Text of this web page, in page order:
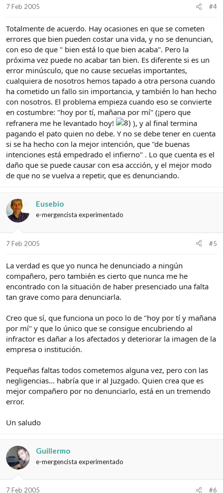
7 Feb 2005 #4
Totalmente de acuerdo. Hay ocasiones en que se cometen
errores que bien pueden costar una vida, y no se denuncian,
con eso de que " bien está lo que bien acaba". Pero la
próxima vez puede no acabar tan bien. Es diferente si es un
error minúsculo, que no cause secuelas importantes,
cualquiera de nosotros hemos tapado a otra persona cuando
ha cometido un fallo sin importancia, y también lo han hecho
con nosotros. El problema empieza cuando eso se convierte
en costumbre: "hoy por tí, mañana por mí" (¡pero que
refranera me he levantado hoy!
), y al final termina
pagando el pato quien no debe. Y no se debe tener en cuenta
si se ha hecho con la mejor intención, que "de buenas
intenciones está empedrado el infierno" . Lo que cuenta es el
daño que se puede causar con esa accción, y el mejor modo
de que no se vuelva a repetir, que es denunciando.
Eusebio
e-mergencista experimentado
7 Feb 2005 #5
La verdad es que yo nunca he denunciado a ningún
compañero, pero también es cierto que nunca me he
encontrado con la situación de haber presenciado una falta
tan grave como para denunciarla.
Creo que sí, que funciona un poco lo de "hoy por tí y mañana
por mí" y que lo único que se consigue encubriendo al
infractor es dañar a los afectados y deteriorar la imagen de la
empresa o institución.
Pequeñas faltas todos cometemos alguna vez, pero con las
negligencias... habría que ir al Juzgado. Quien crea que es
mejor compañero por no denunciarlo, está en un tremendo
error.
Un saludo
Guillermo
e-mergencista experimentado
7 Feb 2005 #6